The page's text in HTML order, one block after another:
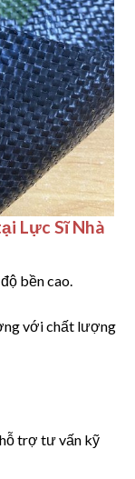
Lực Sĩ Nhà
bền cao.
với chất lượng
trợ tư vấn kỹ